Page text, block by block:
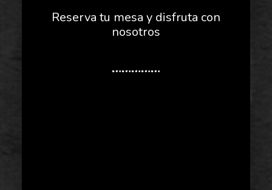
Reserva tu mesa y disfruta con
nosotros
……………